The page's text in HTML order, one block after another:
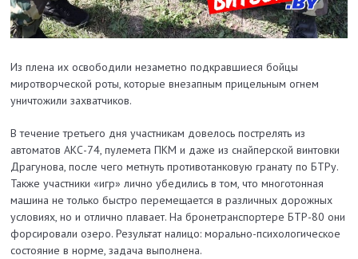
Из плена их освободили незаметно подкравшиеся бойцы
миротворческой роты, которые внезапным прицельным огнем
уничтожили захватчиков.
В течение третьего дня участникам довелось пострелять из
автоматов АКС-74, пулемета ПКМ и даже из снайперской винтовки
Драгунова, после чего метнуть противотанковую гранату по БТРу.
Также участники «игр» лично убедились в том, что многотонная
машина не только быстро перемещается в различных дорожных
условиях, но и отлично плавает. На бронетранспортере БТР-80 они
форсировали озеро. Результат налицо: морально-психологическое
состояние в норме, задача выполнена.